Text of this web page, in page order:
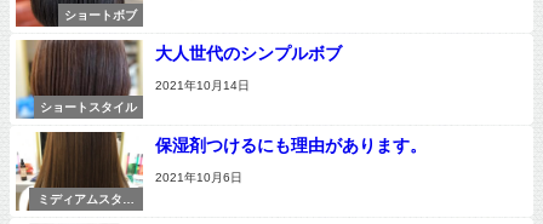
ショートボブ
ショートスタイル
大人世代のシンプルボブ
2021年10月14日
ミディアムスタイ
ル
保湿剤つけるにも理由があります。
2021年10月6日